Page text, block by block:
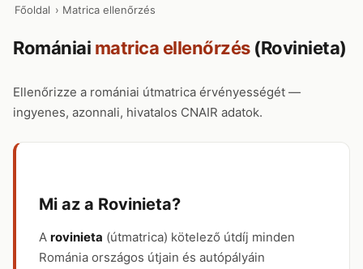
Főoldal › Matrica ellenőrzés
Romániai matrica ellenőrzés(Rovinieta)
Ellenőrizze a romániai útmatrica érvényességét —
ingyenes, azonnali, hivatalos CNAIR adatok.
Mi az a Rovinieta?
A rovinieta (útmatrica) kötelező útdíj minden
Románia országos útjain és autópályáin